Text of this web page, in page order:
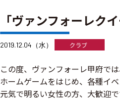
「ヴァンフォーレク
2019.12.04（水） クラブ
この度、ヴァンフォーレ甲府で
ホームゲームをはじめ、各種イ
元気で明るい女性の方、大歓迎で